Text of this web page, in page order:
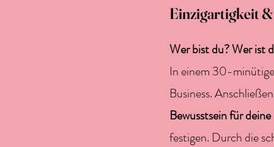
Einzigartigkeit
Wer bist du? Wer ist
In einem 30-
Business.
Bewusstsein für
festigen. Durch die